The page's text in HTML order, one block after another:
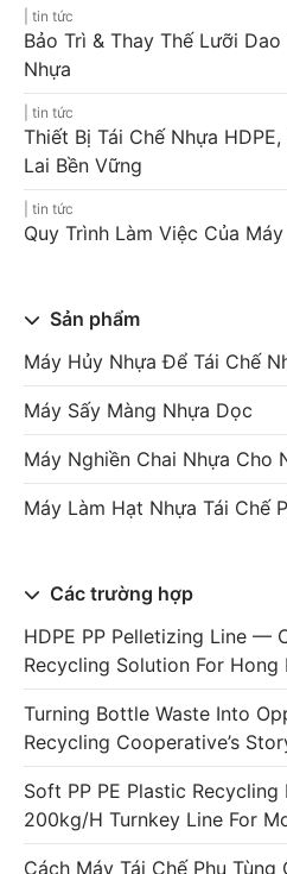
tin tức
Bảo Trì & Thay Thế Lưỡi
Nhựa
tin tức
Thiết Bị Tái Chế Nhựa
Lai Bền Vững
tin tức
Quy Trình Làm Việc Của
Sản phẩm
Máy Hủy Nhựa Để Tái Chế
Máy Sấy Màng Nhựa Dọc
Máy Nghiền Chai Nhựa Cho
Máy Làm Hạt Nhựa Tái Chế
Các trường hợp
HDPE PP Pelletizing Line —
Recycling Solution For Hong
Turning Bottle Waste Into
Recycling Cooperative’s
Soft PP PE Plastic
200kg/h Turnkey Line For
Cách Máy Tái Chế Phụ